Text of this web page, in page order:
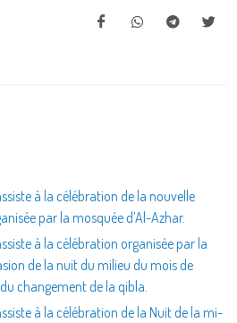
à la célébration de la nouvelle
par la mosquée d’Al-Azhar.
à la célébration organisée par la
de la nuit du milieu du mois de
changement de la qibla.
à la célébration de la Nuit de la mi-